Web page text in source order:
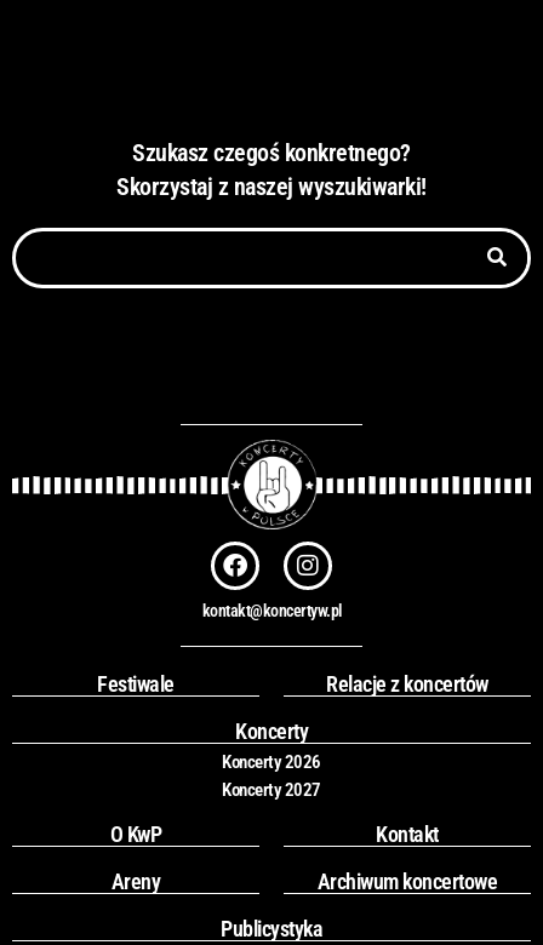
Szukasz czegoś konkretnego?
Skorzystaj z naszej wyszukiwarki!
Szukaj
F
a
c
e
b
o
k
I
n
s
t
a
r
a
m
kontakt@koncertyw.pl
Festiwale
Relacje z koncertów
Koncerty
Koncerty 2026
Koncerty 2027
O KwP
Kontakt
Areny
Archiwum koncertowe
Publicystyka